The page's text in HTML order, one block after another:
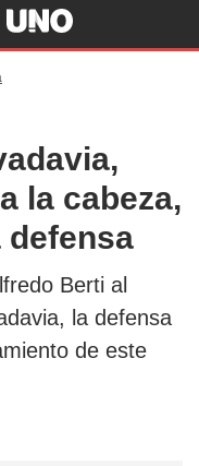
la cabeza,
defensa
Berti al
la defensa
de este